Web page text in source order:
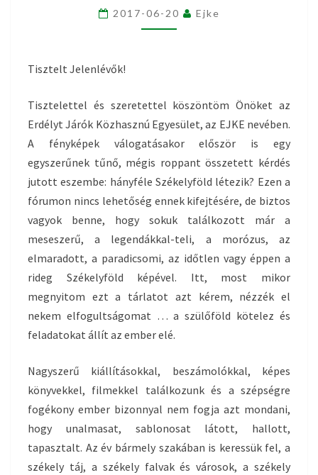
–
NYITÓBESZÉD
2017-06-20 Ejke
Tisztelt Jelenlévők!
Tisztelettel és szeretettel köszöntöm Önöket az
Erdélyt Járók Közhasznú Egyesület, az EJKE nevében.
A fényképek válogatásakor először is egy
egyszerűnek tűnő, mégis roppant összetett kérdés
jutott eszembe: hányféle Székelyföld létezik? Ezen a
fórumon nincs lehetőség ennek kifejtésére, de biztos
vagyok benne, hogy sokuk találkozott már a
meseszerű, a legendákkal-teli, a morózus, az
elmaradott, a paradicsomi, az időtlen vagy éppen a
rideg Székelyföld képével. Itt, most mikor
megnyitom ezt a tárlatot azt kérem, nézzék el
nekem elfogultságomat … a szülőföld kötelez és
feladatokat állít az ember elé.
Nagyszerű kiállításokkal, beszámolókkal, képes
könyvekkel, filmekkel találkozunk és a szépségre
fogékony ember bizonnyal nem fogja azt mondani,
hogy unalmasat, sablonosat látott, hallott,
tapasztalt. Az év bármely szakában is keressük fel, a
székely táj, a székely falvak és városok, a székely